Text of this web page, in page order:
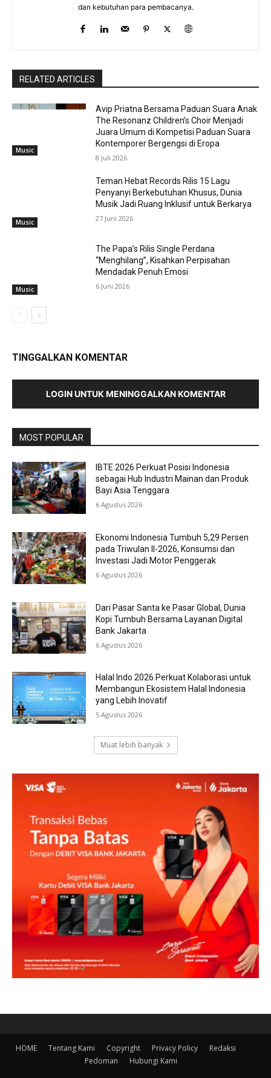
dan kebutuhan para pembacanya.
RELATED ARTICLES
Music
Avip Priatna Bersama Paduan Suara Anak
The Resonanz Children’s Choir Menjadi
Juara Umum di Kompetisi Paduan Suara
Kontemporer Bergengsi di Eropa
8 Juli 2026
Music
Teman Hebat Records Rilis 15 Lagu
Penyanyi Berkebutuhan Khusus, Dunia
Musik Jadi Ruang Inklusif untuk Berkarya
27 Juni 2026
Music
The Papa’s Rilis Single Perdana
“Menghilang”, Kisahkan Perpisahan
Mendadak Penuh Emosi
6 Juni 2026
TINGGALKAN KOMENTAR
LOGIN UNTUK MENINGGALKAN KOMENTAR
MOST POPULAR
IBTE 2026 Perkuat Posisi Indonesia
sebagai Hub Industri Mainan dan Produk
Bayi Asia Tenggara
6 Agustus 2026
Ekonomi Indonesia Tumbuh 5,29 Persen
pada Triwulan II-2026, Konsumsi dan
Investasi Jadi Motor Penggerak
6 Agustus 2026
Dari Pasar Santa ke Pasar Global, Dunia
Kopi Tumbuh Bersama Layanan Digital
Bank Jakarta
6 Agustus 2026
Halal Indo 2026 Perkuat Kolaborasi untuk
Membangun Ekosistem Halal Indonesia
yang Lebih Inovatif
5 Agustus 2026
Muat lebih banyak
HOME Tentang Kami Copyright Privacy Policy
Redaksi
Pedoman
Hubungi Kami